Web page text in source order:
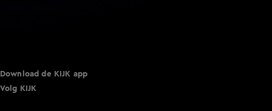
Download de KIJK app
Volg KIJK